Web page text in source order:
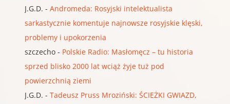
J.G.D. - Andromeda: Rosyjski intelektualista
sarkastycznie komentuje najnowsze rosyjskie klęski,
problemy i upokorzenia
szczecho- Polskie Radio: Masłomęcz – tu historia
sprzed blisko 2000 lat wciąż żyje tuż pod
powierzchnią ziemi
J.G.D. - Tadeusz Pruss Mroziński: ŚCIEŻKI GWIAZD,